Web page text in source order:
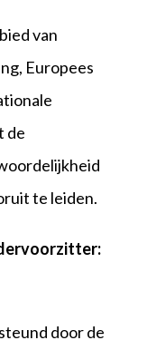
van
Europees
de
te leiden.
door de